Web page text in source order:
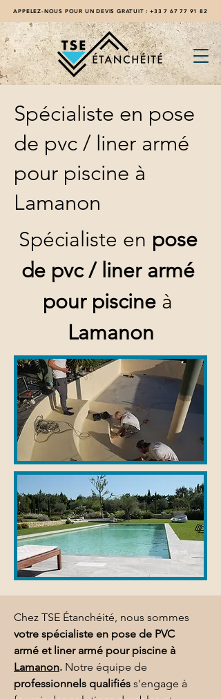
APPELEZ-NOUS POUR UN DEVIS GRATUIT : +33 7 67 77 91 82
Spécialiste en pose
de pvc / liner armé
pour piscine à
Lamanon
Spécialiste en pose
de pvc / liner armé
pour piscine à
Lamanon
Chez TSE Étanchéité, nous sommes
votre spécialiste en pose de PVC
armé et liner armé pour piscine à
Lamanon. Notre équipe de
professionnels qualifiés s'engage à